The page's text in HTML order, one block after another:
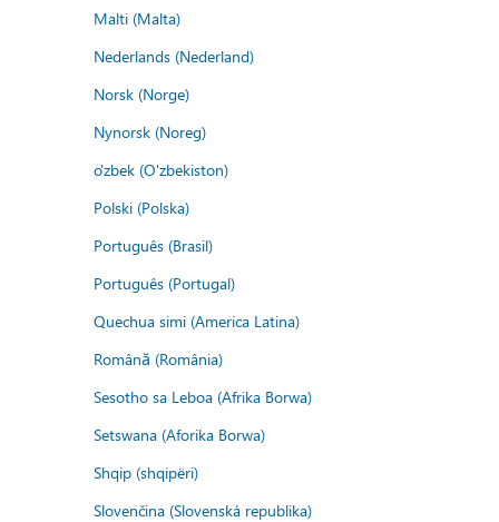
Malti (Malta)
Nederlands (Nederland)
Norsk (Norge)
Nynorsk (Noreg)
o'zbek (O'zbekiston)
Polski (Polska)
Português (Brasil)
Português (Portugal)
Quechua simi (America Latina)
Română (România)
Sesotho sa Leboa (Afrika Borwa)
Setswana (Aforika Borwa)
Shqip (shqipëri)
Slovenčina (Slovenská republika)